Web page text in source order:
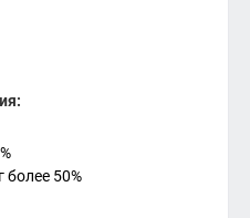
более 50%